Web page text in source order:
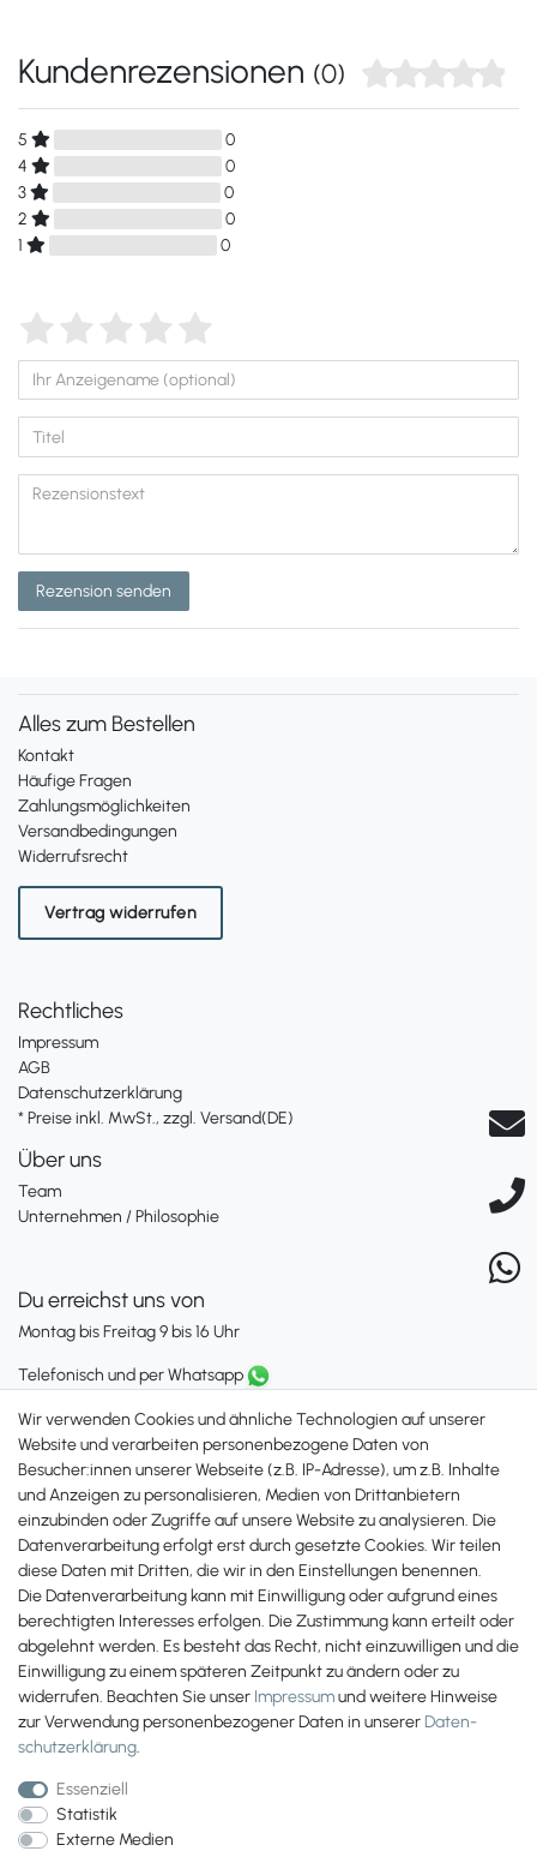
Kundenrezensionen (0)
5
0
4
0
3
0
2
0
1
0
Rezension senden
Alles zum Bestellen
Kontakt
Häufige Fragen
Zahlungsmöglichkeiten
Versandbedingungen
Widerrufsrecht
Vertrag widerrufen
Rechtliches
Impressum
AGB
Datenschutzerklärung
* Preise inkl. MwSt., zzgl. Versand(DE)
Über uns
Team
Unternehmen / Philosophie
Du erreichst uns von
Montag bis Freitag 9 bis 16 Uhr
Telefonisch und per Whatsapp
+49 561 287 907 84
Zahlungsmöglichkeiten
Wir verwenden Cookies und ähnliche Technologien auf unserer
Website und verarbeiten personenbezogene Daten von
Besucher:innen unserer Webseite (z.B. IP-Adresse), um z.B. Inhalte
und Anzeigen zu personalisieren, Medien von Drittanbietern
einzubinden oder Zugriffe auf unsere Website zu analysieren. Die
Datenverarbeitung erfolgt erst durch gesetzte Cookies. Wir teilen
diese Daten mit Dritten, die wir in den Einstellungen benennen.
Die Datenverarbeitung kann mit Einwilligung oder aufgrund eines
berechtigten Interesses erfolgen. Die Zustimmung kann erteilt oder
abgelehnt werden. Es besteht das Recht, nicht einzuwilligen und die
Einwilligung zu einem späteren Zeitpunkt zu ändern oder zu
widerrufen. Beachten Sie unser Impressumund weitere Hinweise
zur Verwendung personenbezogener Daten in unsererDaten­
schutz­erklärung.
Essenziell
Statistik
Externe Medien